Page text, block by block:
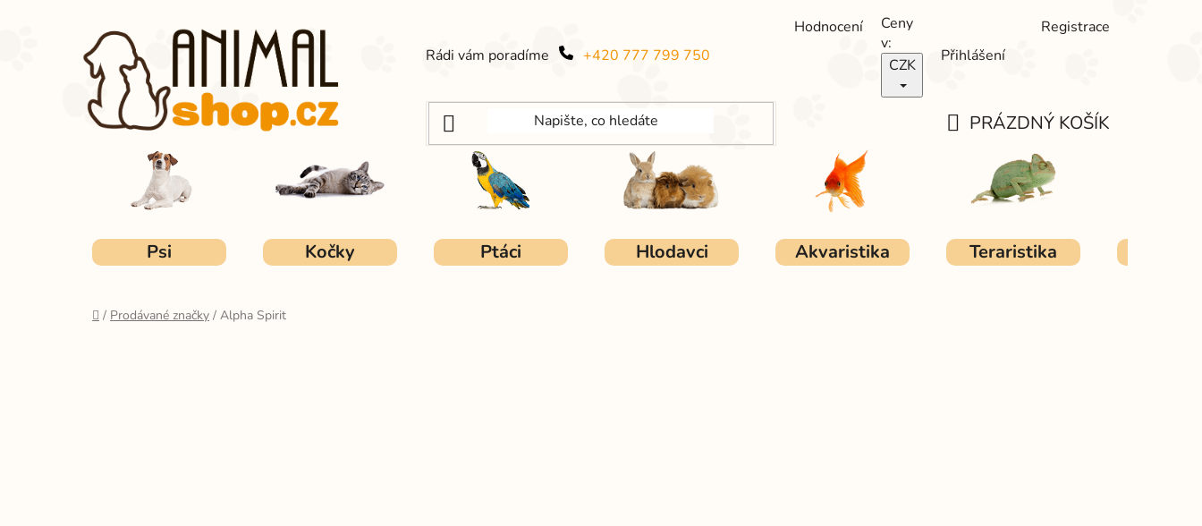
Hodnocení
Ceny
v:
CZK
Přihlášení
Registrace
Rádi vám poradíme
+420 777 799 750
KOŠÍK
PRÁZDNÝ KOŠÍK
Psi Kočky Ptáci Hlodavci Akvaristika Teraristika
Domů
/ Prodávané značky / Alpha Spirit